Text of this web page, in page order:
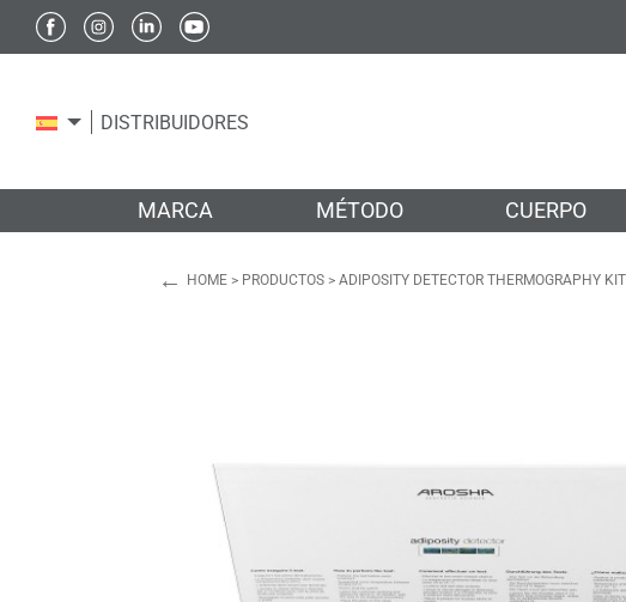
DISTRIBUIDORES
MARCA MÉTODO CUERPO
← HOME > PRODUCTOS > ADIPOSITY DETECTOR THERMOGRAPHY KIT